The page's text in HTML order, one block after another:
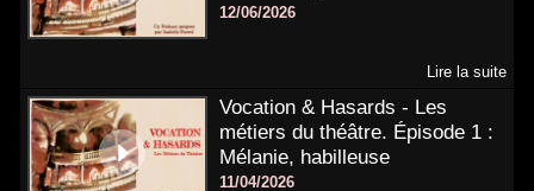
12/06/2026
Lire la suite
Vocation & Hasards - Les
métiers du théâtre. Épisode 1 :
Mélanie, habilleuse
11/04/2026